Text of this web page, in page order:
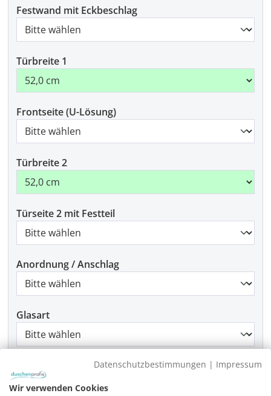
Festwand mit Eckbeschlag
Türbreite 1
Frontseite (U-Lösung)
Türbreite 2
Türseite 2 mit Festteil
Anordnung / Anschlag
Glasart
Datenschutzbestimmungen | Impressum
Wir verwenden Cookies